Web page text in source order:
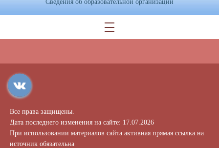
Сведения об образовательной организации
Все права защищены.
Дата последнего изменения на сайте: 17.07.2026
При использовании материалов сайта активная прямая ссылка на
источник обязательна